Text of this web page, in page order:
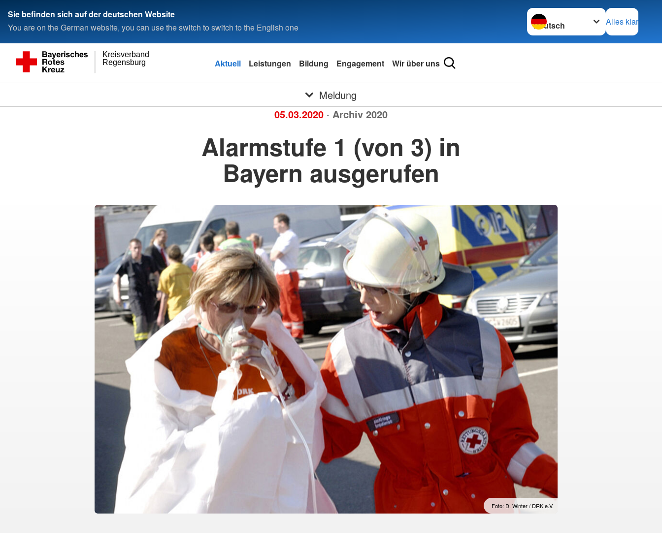
Sie befinden sich auf der deutschen Website
You are on the German website, you can use the switch to switch to the English one
Sprache wechseln zu
Alles klar
Regensburg
Kreisverband
Aktuell Leistungen Bildung Engagement Wir über uns
Meldung
05.03.2020 · Archiv 2020
Alarmstufe 1 (von 3) in
Bayern ausgerufen
Foto: D. Winter / DRK e.V.